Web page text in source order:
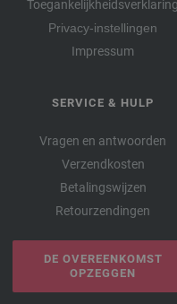
Toegankelijkheidsverklaring
Privacy-instellingen
Impressum
SERVICE & HULP
Vragen en antwoorden
Verzendkosten
Betalingswijzen
Retourzendingen
DE OVEREENKOMST
OPZEGGEN